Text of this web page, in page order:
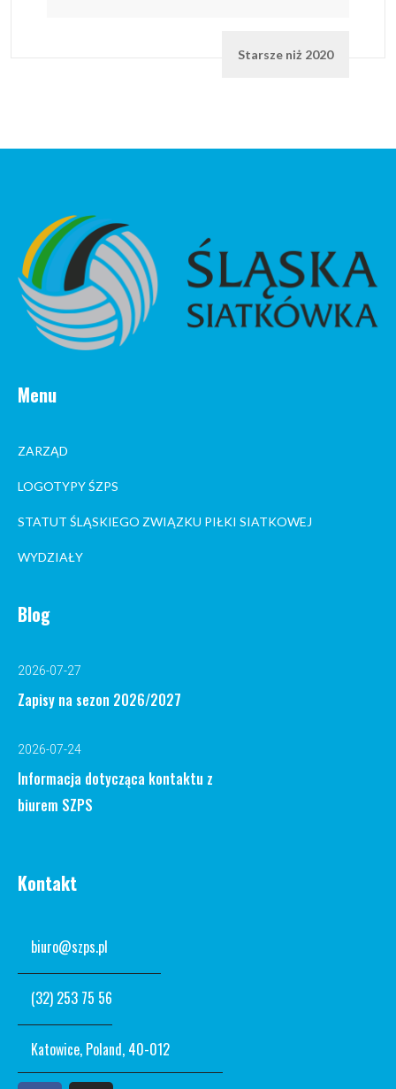
Starsze niż 2020
Menu
ZARZĄD
LOGOTYPY ŚZPS
STATUT ŚLĄSKIEGO ZWIĄZKU PIŁKI SIATKOWEJ
WYDZIAŁY
Blog
2026-07-27
Zapisy na sezon 2026/2027
2026-07-24
Informacja dotycząca kontaktu z
biurem SZPS
Kontakt
biuro@szps.pl
(32) 253 75 56
Katowice, Poland, 40-012